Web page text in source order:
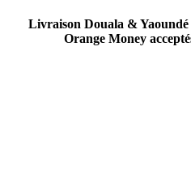
Livraison Douala &
Orange Money